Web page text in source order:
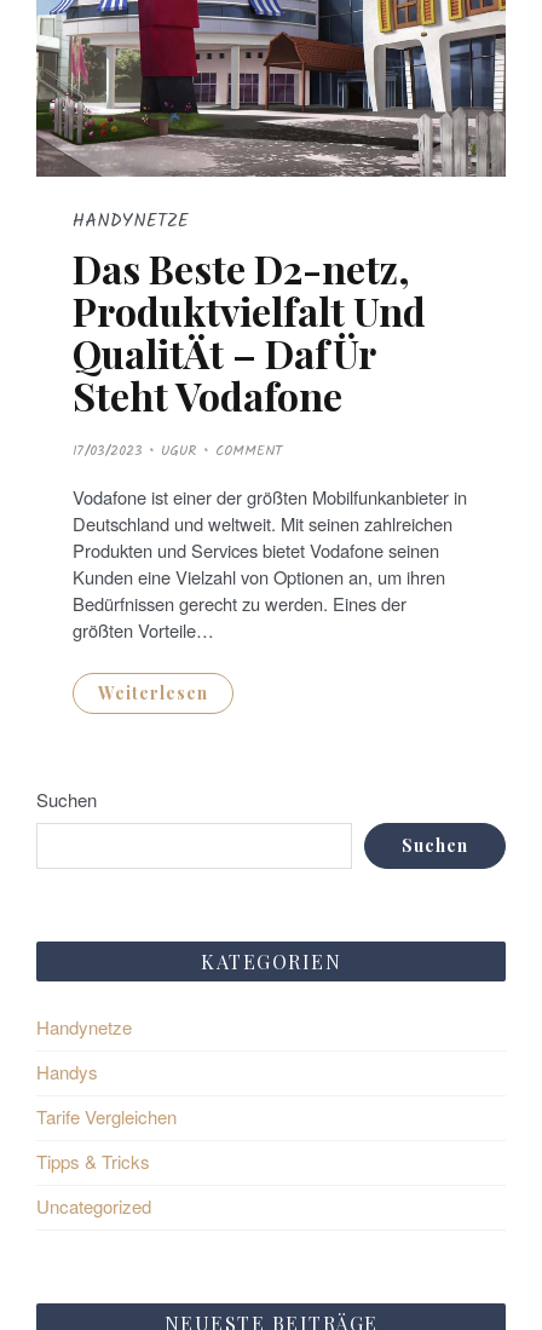
HANDYNETZE
Das Beste D2-netz,
Produktvielfalt Und
QualitÄt – DafÜr
Steht Vodafone
P
O
T
E
D
O
N
17/03/2023 UGUR COMMENT
Vodafone ist einer der größten Mobilfunkanbieter in
Deutschland und weltweit. Mit seinen zahlreichen
Produkten und Services bietet Vodafone seinen
Kunden eine Vielzahl von Optionen an, um ihren
Bedürfnissen gerecht zu werden. Eines der
größten Vorteile…
Weiterlesen
Suchen
Suchen
KATEGORIEN
Handynetze
Handys
Tarife Vergleichen
Tipps & Tricks
Uncategorized
NEUESTE BEITRÄGE